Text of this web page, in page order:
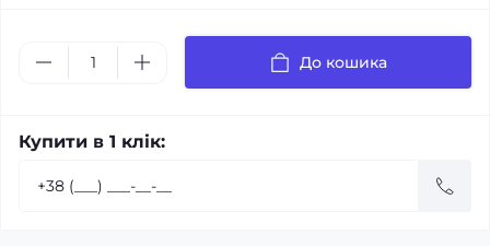
До кошика
Купити в 1 клік: